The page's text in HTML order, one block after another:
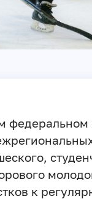
федеральном
к